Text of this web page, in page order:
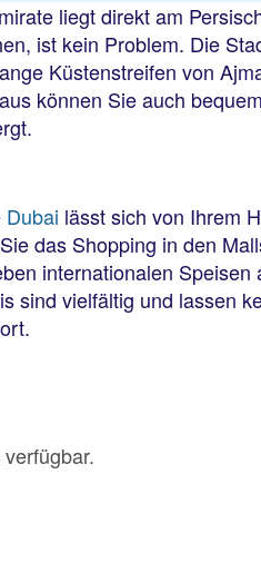
liegt direkt am
ist kein Problem. Die
Küstenstreifen von
können Sie auch
Dubai lässt sich von Ihrem
das Shopping in den
internationalen
sind vielfältig und lassen